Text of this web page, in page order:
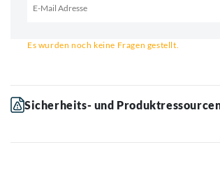
Es wurden noch keine Fragen gestellt.
Sicherheits- und